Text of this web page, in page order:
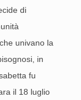
di
univano la
in
fu
il 18 luglio